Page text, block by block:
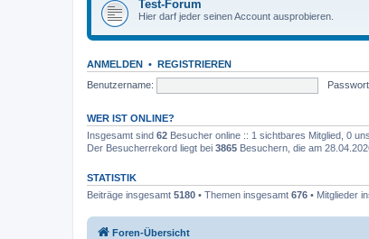
Test-Forum
Hier darf jeder seinen Account ausprobieren.
ANMELDEN • REGISTRIEREN
Benutzername:
WER IST ONLINE?
Insgesamt sind 62 Besucher online :: 1 sichtbares Mitglied, 0
Der Besucherrekord liegt bei 3865 Besuchern, die am
STATISTIK
Beiträge insgesamt 5180 • Themen insgesamt 676 • Mitglieder
Foren-Übersicht